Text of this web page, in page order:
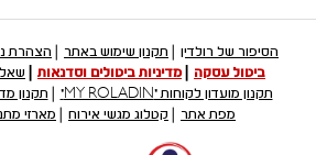
הסיפור של רולדין תקנון שימוש באתר הצהרת
ביטול עסקה
מדיניות ביטולים וסדנאות
תקנון מועדון לקוחות "MY ROLADIN"
תקנון
מפת אתר
קטלוג מגשי אירוח מארזי מתנה